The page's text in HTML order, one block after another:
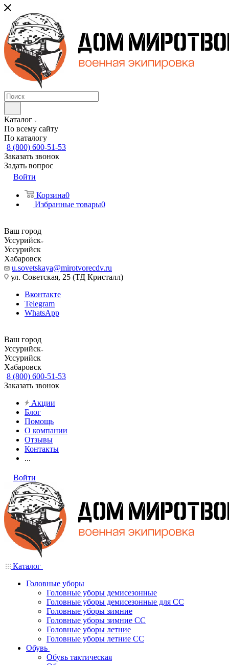
Каталог
По всему сайту
По каталогу
8 (800) 600-51-53
Заказать звонок
Задать вопрос
Войти
Корзина0
Избранные товары0
Ваш город
Уссурийск
Уссурийск
Хабаровск
u.sovetskaya@mirotvorecdv.ru
ул. Советская, 25 (ТД Кристалл)
Вконтакте
Telegram
WhatsApp
Ваш город
Уссурийск
Уссурийск
Хабаровск
8 (800) 600-51-53
Заказать звонок
Акции
Блог
Помощь
О компании
Отзывы
Контакты
...
Войти
Каталог
Головные уборы
Головные уборы демисезонные
Головные уборы демисезонные для СС
Головные уборы зимние
Головные уборы зимние СС
Головные уборы летние
Головные уборы летние СС
Обувь
Обувь тактическая